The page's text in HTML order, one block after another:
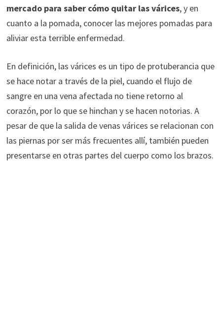
mercado para saber cómo quitar las várices, y en
cuanto a la pomada, conocer las mejores pomadas para
aliviar esta terrible enfermedad.
En definición, las várices es un tipo de protuberancia que
se hace notar a través de la piel, cuando el flujo de
sangre en una vena afectada no tiene retorno al
corazón, por lo que se hinchan y se hacen notorias. A
pesar de que la salida de venas várices se relacionan con
las piernas por ser más frecuentes allí, también pueden
presentarse en otras partes del cuerpo como los brazos.